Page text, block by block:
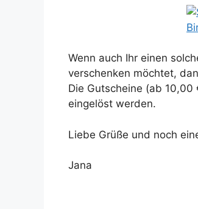
Wenn auch Ihr einen
verschenken möchtet,
Die Gutscheine (ab
eingelöst werden.
Liebe Grüße und noch
Jana